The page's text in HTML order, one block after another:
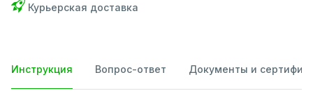
Курьерская доставка
Инструкция Вопрос-ответ Документы и